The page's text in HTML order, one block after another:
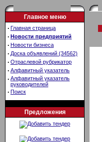
Главное меню
· Главная страница
· Новости предприятий
· Новости бизнеса
· Доска объявлений (34562)
· Отраслевой рубрикатор
· Алфавитный указатель
· Алфавитный указатель
руководителей
· Поиск
Предложения